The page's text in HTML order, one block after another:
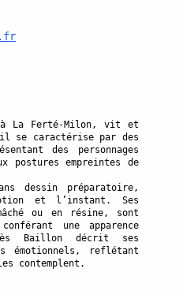
à La Ferté-Milon, vit et
se caractérise par des
des personnages
postures empreintes de
dessin préparatoire,
et l’instant. Ses
ou en résine, sont
une apparence
Baillon décrit ses
émotionnels, reflétant
contemplent.